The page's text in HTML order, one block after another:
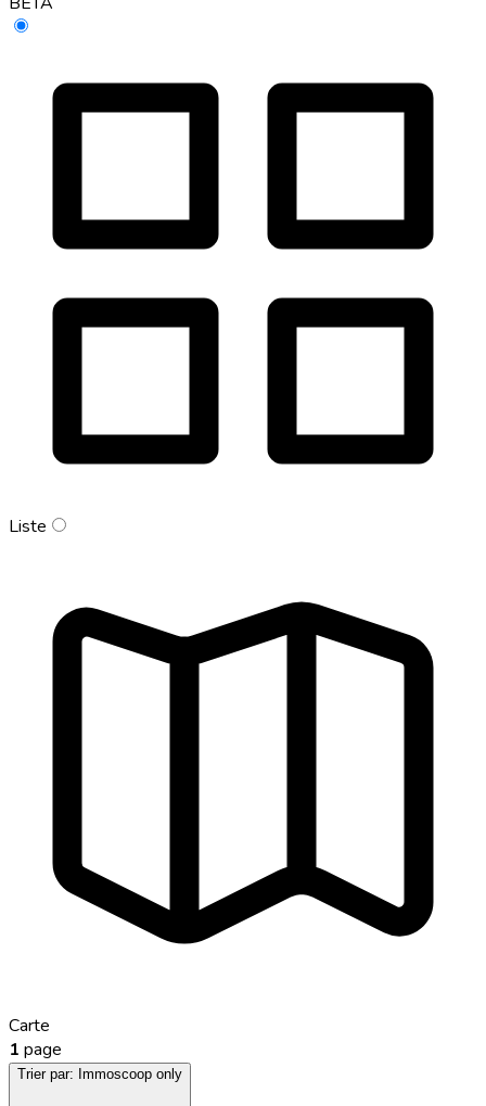
Liste
Carte
1 page
Trier par: Immoscoop only